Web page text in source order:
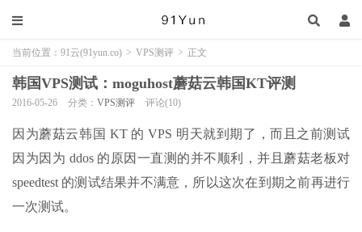
当前位置： 91云(91yun.co) > VPS测评 > 正文
韩国VPS测试：moguhost蘑菇云韩国KT评测
2016-05-26 分类： VPS测评 评论(10)
因为蘑菇云韩国 KT 的 VPS 明天就到期了，而且之前测试
因为因为 ddos 的原因一直测的并不顺利，并且蘑菇老板对
speedtest 的测试结果并不满意，所以这次在到期之前再进行
一次测试。